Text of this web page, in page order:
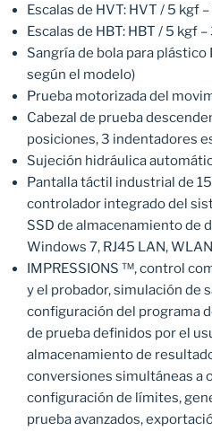
Escalas de HVT: HVT / 5 kgf
Escalas de HBT: HBT / 5 kgf
Sangría de bola para plástico
según el modelo)
Prueba motorizada del
Cabezal de prueba
posiciones, 3 indentadores
Sujeción hidráulica
Pantalla táctil industrial de
controlador integrado del
SSD de almacenamiento de
Windows 7, RJ45 LAN,
IMPRESSIONS ™, control
y el probador, simulación de
configuración del programa
de prueba definidos por el
almacenamiento de
conversiones simultáneas a
configuración de límites,
prueba avanzados,